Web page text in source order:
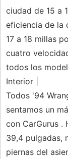
ciudad de 15 a
eficiencia de la
17 a 18 millas
cuatro
todos los
Interior |
Todos '94
sentamos un
con CarGurus
39,4 pulgadas,
piernas del